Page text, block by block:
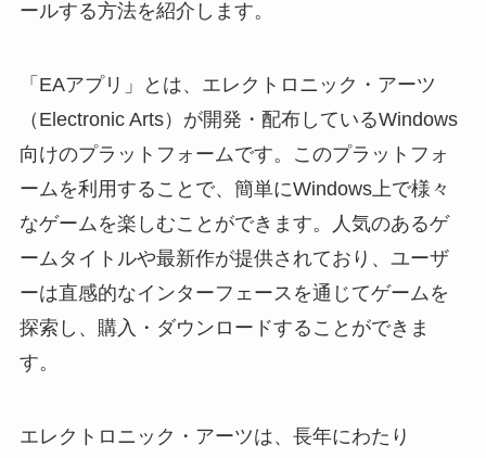
ールする方法を紹介します。
「EAアプリ」とは、エレクトロニック・アーツ
（Electronic Arts）が開発・配布しているWindows
向けのプラットフォームです。このプラットフォ
ームを利用することで、簡単にWindows上で様々
なゲームを楽しむことができます。人気のあるゲ
ームタイトルや最新作が提供されており、ユーザ
ーは直感的なインターフェースを通じてゲームを
探索し、購入・ダウンロードすることができま
す。
エレクトロニック・アーツは、長年にわたり